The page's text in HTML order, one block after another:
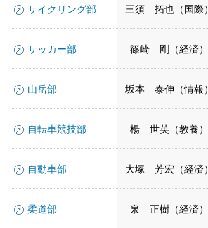
サイクリング部 三須 拓也（国際）
サッカー部 篠崎 剛（経済）
山岳部 坂本 泰伸（情報）
自転車競技部 楊 世英（教養）
自動車部 大塚 芳宏（経済）
柔道部 泉 正樹（経済）